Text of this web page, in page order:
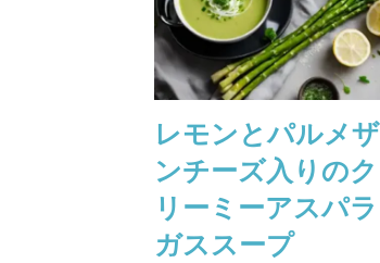
レモンとパルメザ
ンチーズ⼊りのク
リーミーアスパラ
ガススープ